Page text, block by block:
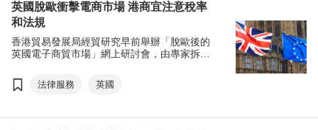
英國脫歐衝擊電商市場 港商宜注意稅率
和法規
香港貿易發展局經貿研究早前舉辦「脫歐後的
英國電子商貿市場」網上研討會，由專家拆解
英國和歐洲電商市場的變化，助港商掌握最新
形勢，調整部署策略。
法律服務 英國